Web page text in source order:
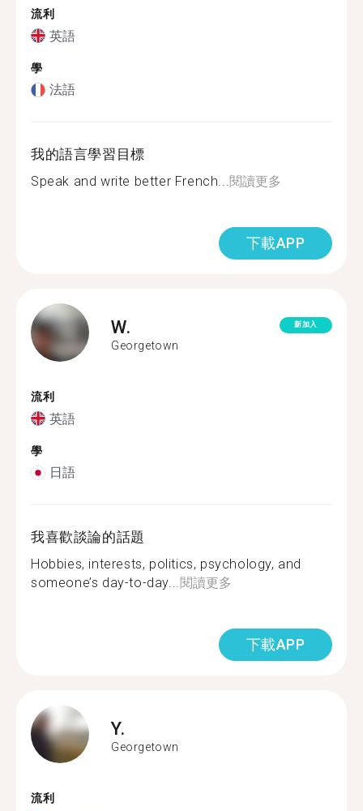
流利
英語
學
法語
我的語言學習目標
Speak and write better French...閱讀更多
下載APP
W.
Georgetown
新加入
流利
英語
學
日語
我喜歡談論的話題
Hobbies, interests, politics, psychology, and
someone’s day-to-day...閱讀更多
下載APP
Y.
Georgetown
流利